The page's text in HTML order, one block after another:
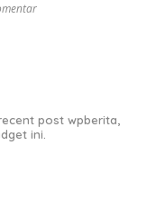
post wpberita,
ini.